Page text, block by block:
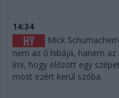
14:34
Mick
nem az ő hibája, hanem
írni, hogy előzött egy
most ezért kerül szóba.